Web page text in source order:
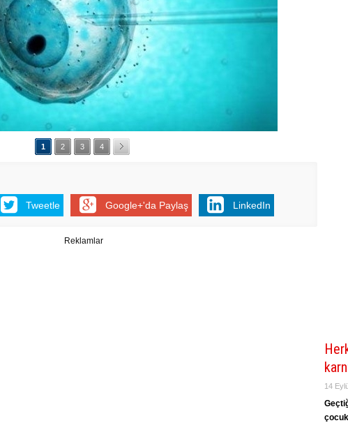
1 2 3 4
Tweetle Google+'da Paylaş LinkedIn
Reklamlar
14